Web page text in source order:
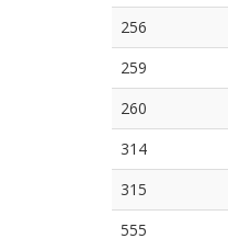
256
259
260
314
315
555